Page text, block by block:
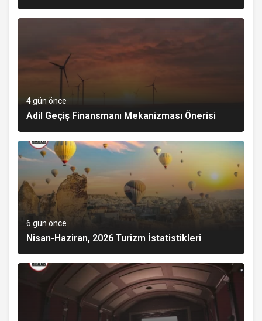
4 gün önce
Adil Geçiş Finansmanı Mekanizması Önerisi
6 gün önce
Nisan-Haziran, 2026 Turizm İstatistikleri